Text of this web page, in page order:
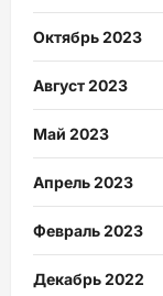
Октябрь 2023
Август 2023
Май 2023
Апрель 2023
Февраль 2023
Декабрь 2022